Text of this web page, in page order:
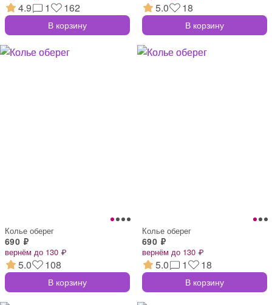
4.9 1 162
В корзину
5.0 18
В корзину
Колье оберег
690 ₽
вернём до 130 ₽
5.0 108
В корзину
Колье оберег
690 ₽
вернём до 130 ₽
5.0 1 18
В корзину